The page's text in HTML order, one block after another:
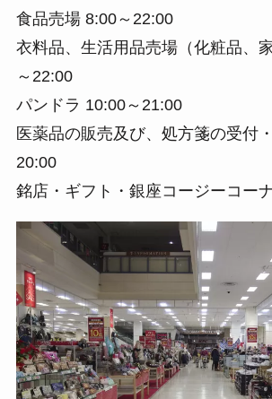
食品売場 8:00～22:00
衣料品、生活用品売場（化粧品、
～22:00
パンドラ 10:00～21:00
医薬品の販売及び、処方箋の受付
20:00
銘店・ギフト・銀座コージーコー